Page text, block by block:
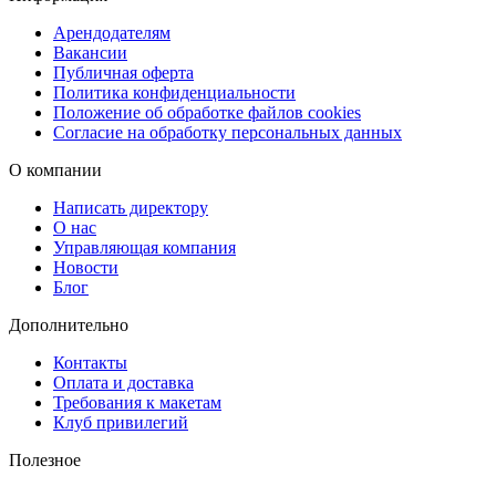
Арендодателям
Вакансии
Публичная оферта
Политика конфиденциальности
Положение об обработке файлов cookies
Согласие на обработку персональных данных
О компании
Написать директору
О нас
Управляющая компания
Новости
Блог
Дополнительно
Контакты
Оплата и доставка
Требования к макетам
Клуб привилегий
Полезное